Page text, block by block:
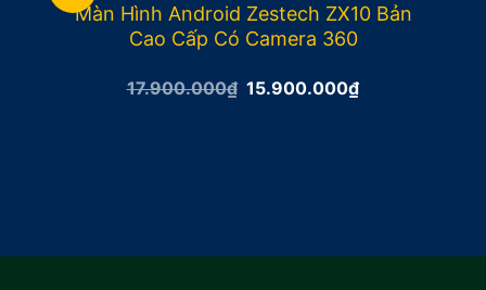
Màn Hình Android Zestech ZX10 Bản
Cao Cấp Có Camera 360
17.900.000₫ Giá
15.900.000₫Giá